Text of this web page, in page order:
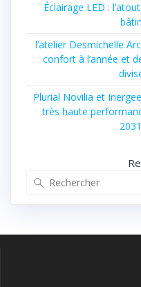
Éclairage LED :
l’atelier Desmichelle
confort à l’année et
Plurial Novilia et
très haute